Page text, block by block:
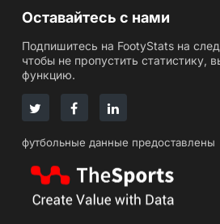
Оставайтесь с нами
Подпишитесь на FootyStats на
чтобы не пропустить статистику,
функцию.
футбольные данные предоставлены